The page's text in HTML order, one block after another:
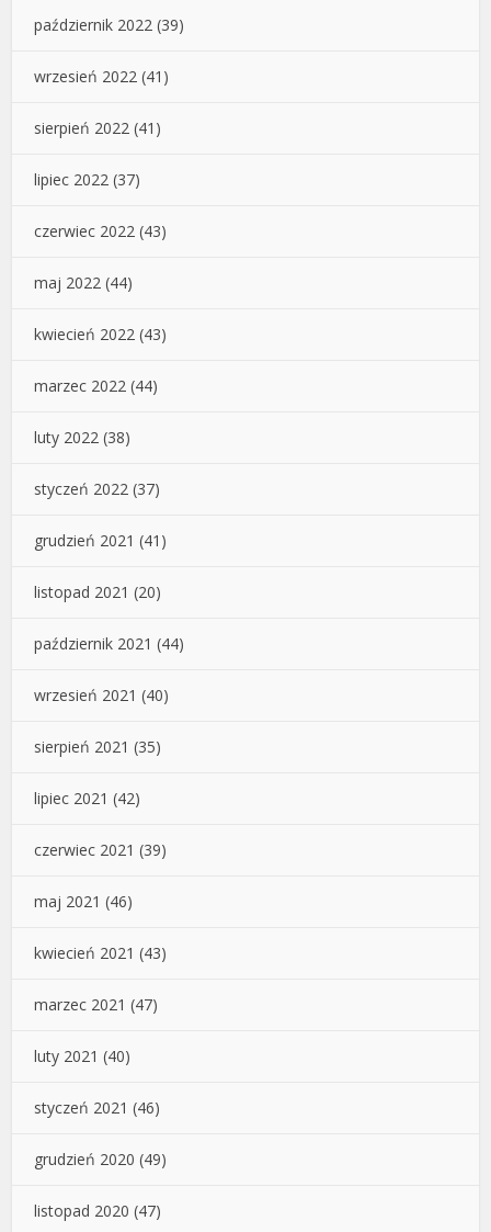
październik 2022 (39)
wrzesień 2022 (41)
sierpień 2022 (41)
lipiec 2022 (37)
czerwiec 2022 (43)
maj 2022 (44)
kwiecień 2022 (43)
marzec 2022 (44)
luty 2022 (38)
styczeń 2022 (37)
grudzień 2021 (41)
listopad 2021 (20)
październik 2021 (44)
wrzesień 2021 (40)
sierpień 2021 (35)
lipiec 2021 (42)
czerwiec 2021 (39)
maj 2021 (46)
kwiecień 2021 (43)
marzec 2021 (47)
luty 2021 (40)
styczeń 2021 (46)
grudzień 2020 (49)
listopad 2020 (47)